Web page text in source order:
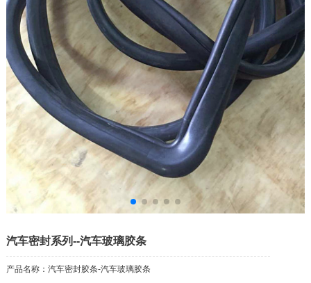
汽车密封系列--汽车玻璃胶条
产品名称：汽车密封胶条-汽车玻璃胶条